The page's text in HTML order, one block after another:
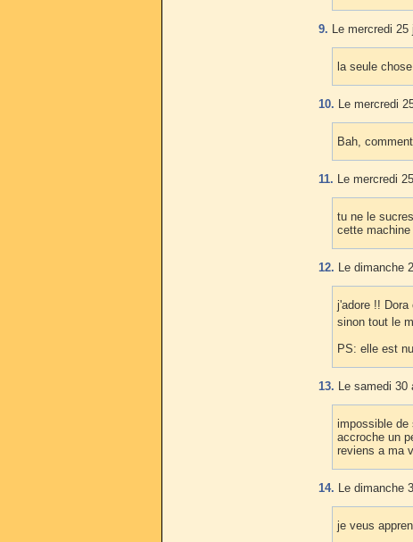
9. Le mercredi
la seule
10. Le mercredi
Bah,
11. Le mercredi
tu ne le
cette machine
12. Le dimanche
j'adore !!
sinon tout le
PS: elle est
13. Le samedi 30
impossible de
accroche un
reviens a ma
14. Le dimanche
je veus